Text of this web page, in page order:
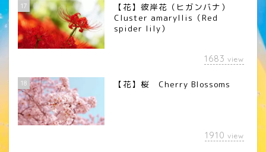
17
【花】彼岸花（ヒガンバナ）
Cluster amaryllis（Red
spider lily）
1683 view
18 【花】桜 Cherry Blossoms
1910 view